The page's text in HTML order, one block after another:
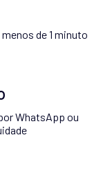
de 1 minuto
WhatsApp ou